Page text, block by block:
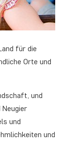
für die
Orte und
und
und
und